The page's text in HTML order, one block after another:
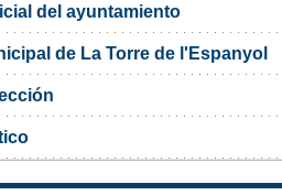
del ayuntamiento
de La Torre de l'Espanyol